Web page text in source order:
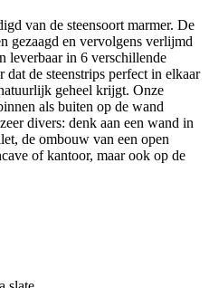
van de steensoort marmer. De
gezaagd en vervolgens verlijmd
leverbaar in 6 verschillende
de steenstrips perfect in elkaar
geheel krijgt. Onze
als buiten op de wand
divers: denk aan een wand in
de ombouw van een open
of kantoor, maar ook op de